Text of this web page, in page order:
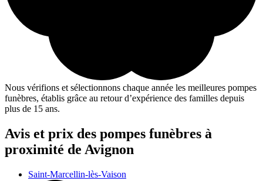
Nous vérifions et sélectionnons chaque année les meilleures pompes
funèbres, établis grâce au retour d’expérience des familles depuis
plus de 15 ans.
Avis et prix des pompes funèbres à
proximité de Avignon
Saint-Marcellin-lès-Vaison